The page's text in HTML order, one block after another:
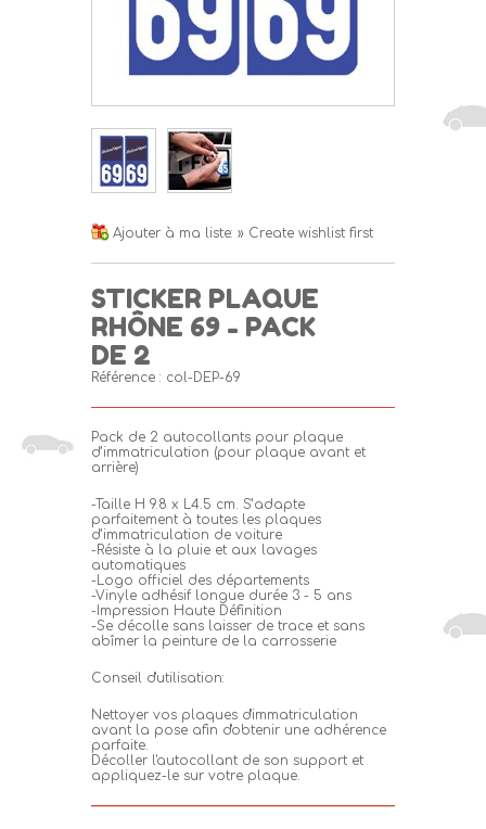
Ajouter à ma liste: » Create wishlist first
STICKER PLAQUE
RHÔNE 69 - PACK
DE 2
Référence : col-DEP-69
Pack de 2 autocollants pour plaque
d’immatriculation (pour plaque avant et
arrière)
-Taille H 9.8 x L4.5 cm. S’adapte
parfaitement à toutes les plaques
d’immatriculation de voiture
-Résiste à la pluie et aux lavages
automatiques
-Logo officiel des départements
-Vinyle adhésif longue durée 3 - 5 ans
-Impression Haute Définition
-Se décolle sans laisser de trace et sans
abîmer la peinture de la carrosserie
Conseil d'utilisation:
Nettoyer vos plaques d'immatriculation
avant la pose afin d'obtenir une adhérence
parfaite.
Décoller l'autocollant de son support et
appliquez-le sur votre plaque.